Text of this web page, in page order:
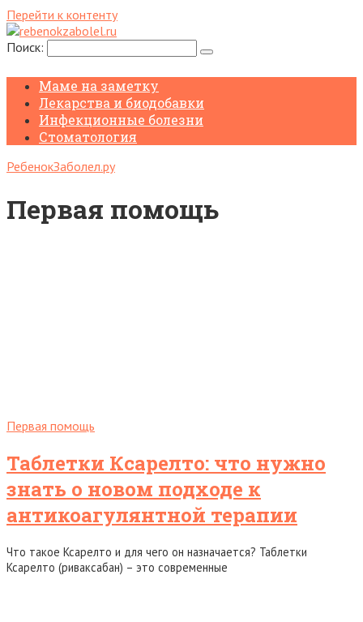
Перейти к контенту
Поиск:
Маме на заметку
Лекарства и биодобавки
Инфекционные болезни
Стоматология
РебенокЗаболел.ру
Первая помощь
Первая помощь
Таблетки Ксарелто: что нужно
знать о новом подходе к
антикоагулянтной терапии
Что такое Ксарелто и для чего он назначается? Таблетки
Ксарелто (риваксабан) – это современные